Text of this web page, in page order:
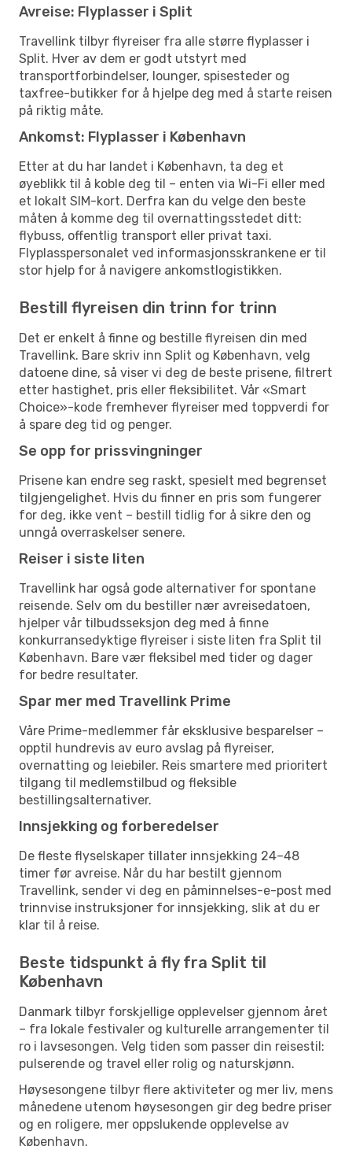
Avreise: Flyplasser i Split
Travellink tilbyr flyreiser fra alle større flyplasser i
Split. Hver av dem er godt utstyrt med
transportforbindelser, lounger, spisesteder og
taxfree-butikker for å hjelpe deg med å starte reisen
på riktig måte.
Ankomst: Flyplasser i København
Etter at du har landet i København, ta deg et
øyeblikk til å koble deg til – enten via Wi-Fi eller med
et lokalt SIM-kort. Derfra kan du velge den beste
måten å komme deg til overnattingsstedet ditt:
flybuss, offentlig transport eller privat taxi.
Flyplasspersonalet ved informasjonsskrankene er til
stor hjelp for å navigere ankomstlogistikken.
Bestill flyreisen din trinn for trinn
Det er enkelt å finne og bestille flyreisen din med
Travellink. Bare skriv inn Split og København, velg
datoene dine, så viser vi deg de beste prisene, filtrert
etter hastighet, pris eller fleksibilitet. Vår «Smart
Choice»-kode fremhever flyreiser med toppverdi for
å spare deg tid og penger.
Se opp for prissvingninger
Prisene kan endre seg raskt, spesielt med begrenset
tilgjengelighet. Hvis du finner en pris som fungerer
for deg, ikke vent – bestill tidlig for å sikre den og
unngå overraskelser senere.
Reiser i siste liten
Travellink har også gode alternativer for spontane
reisende. Selv om du bestiller nær avreisedatoen,
hjelper vår tilbudsseksjon deg med å finne
konkurransedyktige flyreiser i siste liten fra Split til
København. Bare vær fleksibel med tider og dager
for bedre resultater.
Spar mer med Travellink Prime
Våre Prime-medlemmer får eksklusive besparelser –
opptil hundrevis av euro avslag på flyreiser,
overnatting og leiebiler. Reis smartere med prioritert
tilgang til medlemstilbud og fleksible
bestillingsalternativer.
Innsjekking og forberedelser
De fleste flyselskaper tillater innsjekking 24–48
timer før avreise. Når du har bestilt gjennom
Travellink, sender vi deg en påminnelses-e-post med
trinnvise instruksjoner for innsjekking, slik at du er
klar til å reise.
Beste tidspunkt å fly fra Split til
København
Danmark tilbyr forskjellige opplevelser gjennom året
– fra lokale festivaler og kulturelle arrangementer til
ro i lavsesongen. Velg tiden som passer din reisestil:
pulserende og travel eller rolig og naturskjønn.
Høysesongene tilbyr flere aktiviteter og mer liv, mens
månedene utenom høysesongen gir deg bedre priser
og en roligere, mer oppslukende opplevelse av
København.